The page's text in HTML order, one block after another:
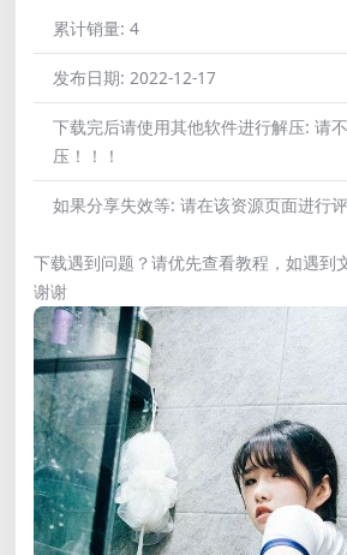
累计销量: 4
发布日期: 2022-12-17
下载完后请使用其他软件进行解压: 请
压！！！
如果分享失效等: 请在该资源页面进行
下载遇到问题？请优先查看教程，如遇到
谢谢